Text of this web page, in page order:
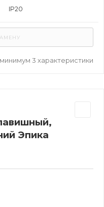
IP20
3 характеристики
Эпика